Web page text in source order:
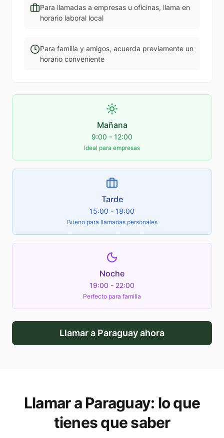
Para llamadas a empresas u oficinas, llama en
horario laboral local
Para familia y amigos, acuerda previamente un
horario conveniente
Mañana
9:00 - 12:00
Ideal para empresas
Tarde
15:00 - 18:00
Bueno para llamadas personales
Noche
19:00 - 22:00
Perfecto para familia
Llamar a Paraguayahora
Llamar aParaguay: lo que
tienes que saber